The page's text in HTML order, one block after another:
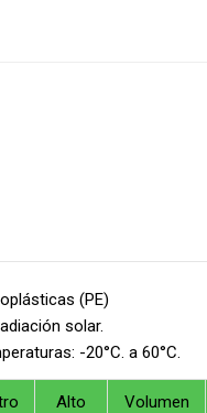
(PE)
solar.
-20°C. a 60°C.
Alto Volumen